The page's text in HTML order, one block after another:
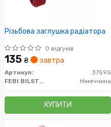
Різьбова заглушка радіатора
0 відгуків
135 ₴ завтра
Артикул:
37595
FEBI BILSTEIN
Німеччина
КУПИТИ